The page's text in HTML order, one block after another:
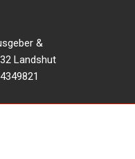
&
Landshut